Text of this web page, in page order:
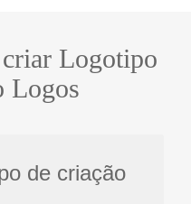
Logotipo
Logos
de criação